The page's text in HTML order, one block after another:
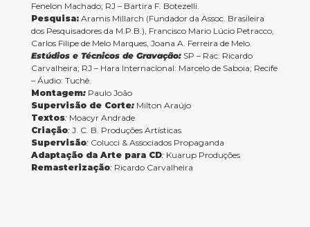
Fenelon Machado; RJ – Bartira F. Botezelli.
Pesquisa:Aramis Millarch (Fundador da Assoc. Brasileira
dos Pesquisadores da M.P.B.), Francisco Mario Lúcio Petracco,
Carlos Filipe de Melo Marques, Joana A. Ferreira de Melo.
Estúdios e Técnicos de Gravação: SP – Rac: Ricardo
Carvalheira; RJ – Hara Internacional: Marcelo de Saboia; Recife
– Áudio: Tuchê.
Montagem:Paulo João
Supervisão de Corte: Milton Araújo
Textos:Moacyr Andrade
Criação:J. C. B. Produções Artísticas
Supervisão:Colucci & Associados Propaganda
Adaptação da Arte para CD:Kuarup Produções
Remasterização:Ricardo Carvalheira